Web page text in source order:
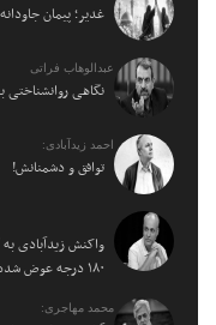
غدیر؛ پیمان
عبدالوهاب فراتی
نگاهی
احمد زیدآبادی:
توافق و دشمنانش!
واکنش زیدآبادی
۱۸۰ درجه عوض شده
محمد مهاجری: